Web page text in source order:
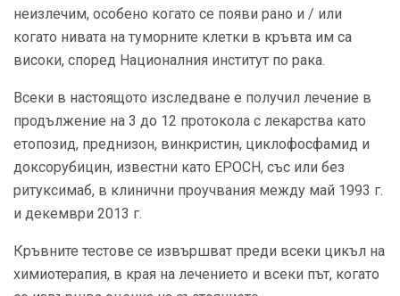
неизлечим, особено когато се появи рано и / или
когато нивата на туморните клетки в кръвта им са
високи, според Националния институт по рака.
Всеки в настоящото изследване е получил лечение в
продължение на 3 до 12 протокола с лекарства като
етопозид, преднизон, винкристин, циклофосфамид и
доксорубицин, известни като EPOCH, със или без
ритуксимаб, в клинични проучвания между май 1993 г.
и декември 2013 г.
Кръвните тестове се извършват преди всеки цикъл на
химиотерапия, в края на лечението и всеки път, когато